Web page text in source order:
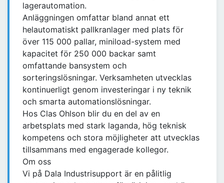
lagerautomation.
Anläggningen omfattar bland annat ett
helautomatiskt pallkranlager med plats för
över 115 000 pallar, miniload-system med
kapacitet för 250 000 backar samt
omfattande bansystem och
sorteringslösningar. Verksamheten utvecklas
kontinuerligt genom investeringar i ny teknik
och smarta automationslösningar.
Hos Clas Ohlson blir du en del av en
arbetsplats med stark laganda, hög teknisk
kompetens och stora möjligheter att utvecklas
tillsammans med engagerade kollegor.
Om oss
Vi på Dala Industrisupport är en pålitlig